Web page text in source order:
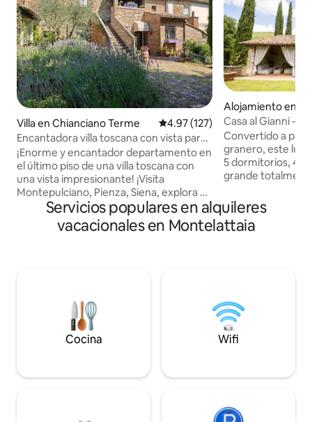
Villa en Chianciano Terme Calificación promedio: 4.97 de
4.97 (127)
Encantadora villa toscana con vista para
familiares y amigos
¡Enorme y encantador departamento en
el último piso de una villa toscana con
una vista impresionante! ¡Visita
Montepulciano, Pienza, Siena, explora el
campo, los viñedos y las aguas termales,
haz senderismo o monta en bicicleta
eléctrica, pasea o conduce! Dos amplias
Podemos organizar visitas a bodegas y
degustaciones, clases de cocina y cenas
privadas. ¡NUEVA bañera de hidromasaje
frente a la verde cima de la colina! ¡Vive
Alojamiento en
Casa al Gianni -
Convertido a
granero, este
5 dormitorios, 4
grande
privado con
bañera de
sofás, una
mágicas bajo las
relajación en el
libre. ¡Le espera
inolvidable en
Servicios populares en alquileres
vacacionales en Montelattaia
Cocina Wifi